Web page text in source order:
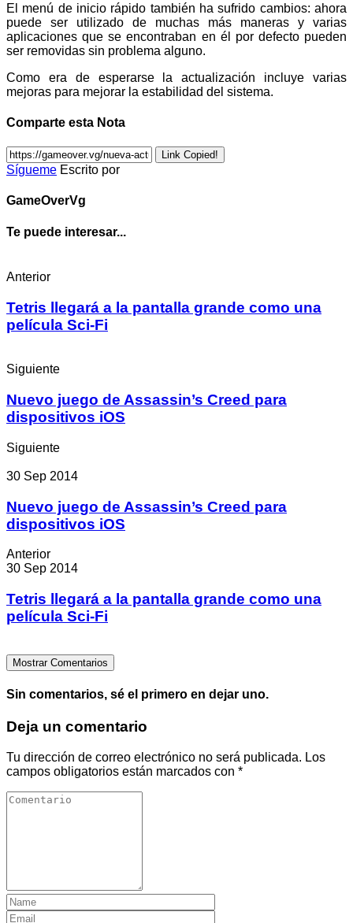
El menú de inicio rápido también ha sufrido cambios: ahora
puede ser utilizado de muchas más maneras y varias
aplicaciones que se encontraban en él por defecto pueden
ser removidas sin problema alguno.
Como era de esperarse la actualización incluye varias
mejoras para mejorar la estabilidad del sistema.
Comparte esta Nota
Link Copied!
Sígueme Escrito por
GameOverVg
Te puede interesar...
Anterior
Tetris llegará a la pantalla grande como una
película Sci-Fi
Siguiente
Nuevo juego de Assassin’s Creed para
dispositivos iOS
Siguiente
30 Sep 2014
Nuevo juego de Assassin’s Creed para
dispositivos iOS
Anterior
30 Sep 2014
Tetris llegará a la pantalla grande como una
película Sci-Fi
Mostrar Comentarios
Sin comentarios, sé el primero en dejar uno.
Deja un comentario
Tu dirección de correo electrónico no será publicada. Los
campos obligatorios están marcados con *